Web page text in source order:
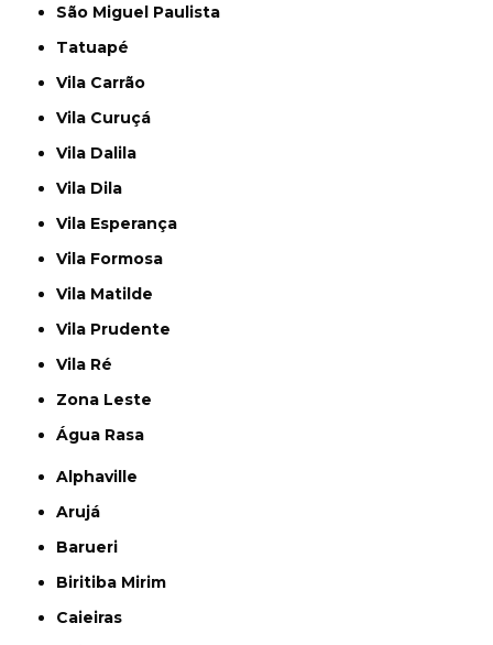
São Miguel Paulista
Tatuapé
Vila Carrão
Vila Curuçá
Vila Dalila
Vila Dila
Vila Esperança
Vila Formosa
Vila Matilde
Vila Prudente
Vila Ré
Zona Leste
Água Rasa
Alphaville
Arujá
Barueri
Biritiba Mirim
Caieiras